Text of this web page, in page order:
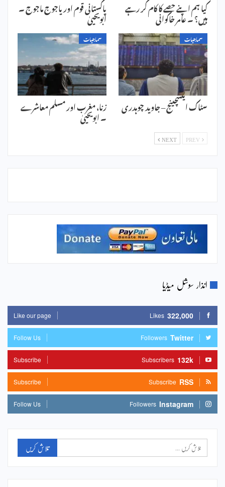
کیا ہم اپنے حصے کا کام کر رہے
ہیں؟ ۔ عامر خاکوانی
پاکستانی قوم اور یاجوج ماجوج ۔
ابویحییٰ
سماجیات
سٹاک ایکسچینج – جاوید چوہدری
سماجیات
زنا، مغرب اور مسلم معاشرے
۔ ابویحییٰ
NEXT
انذار سوشل میڈیا
322,000
Likes
Like our page
Twitter
Followers
Follow Us
132k
Subscribers
Subscribe
RSS
Subscribe
Subscribe
Instagram
Followers
Follow Us